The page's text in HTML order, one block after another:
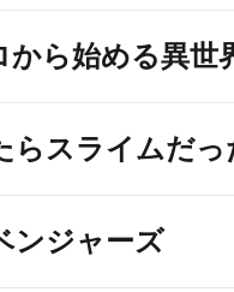
から始める異世
らスライムだっ
ンジャーズ